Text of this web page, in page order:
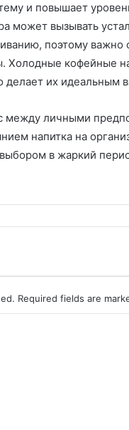
и повышает
может вызывать
поэтому важно
Холодные кофейные
делает их идеальным
между личными
напитка на
в жаркий
Required fields are